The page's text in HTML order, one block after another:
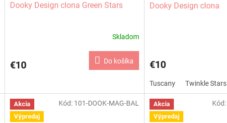
Dooky Design clona Green Stars
Skladom
€10 Do košíka
Dooky Design clona
€10
Tuscany Twinkle Stars
Akcia
Výpredaj
Kód: 101-DOOK-MAG-BAL
Akcia
Výpredaj
Kód: